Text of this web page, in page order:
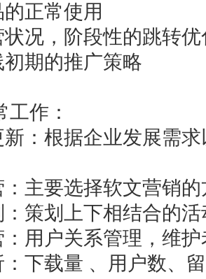
正常使用
况，阶段性的跳转
期的推广策略
作：
：根据企业发展需
主要选择软文营销的
策划上下相结合的
用户关系管理，维
下载量 、用户数、